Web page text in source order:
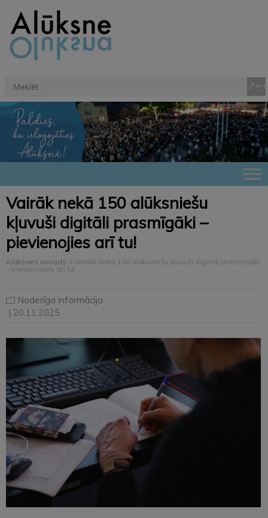
Vairāk nekā 150 alūksniešu
kļuvuši digitāli prasmīgāki –
pievienojies arī tu!
Alūksnes novads > Vairāk nekā 150 alūksniešu kļuvuši digitāli prasmīgāki
– pievienojies arī tu!
Noderīga informācija
| 20.11.2025